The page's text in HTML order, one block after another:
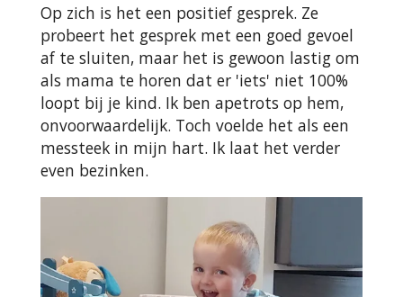
Op zich is het een positief gesprek. Ze
probeert het gesprek met een goed gevoel
af te sluiten, maar het is gewoon lastig om
als mama te horen dat er 'iets' niet 100%
loopt bij je kind. Ik ben apetrots op hem,
onvoorwaardelijk. Toch voelde het als een
messteek in mijn hart. Ik laat het verder
even bezinken.